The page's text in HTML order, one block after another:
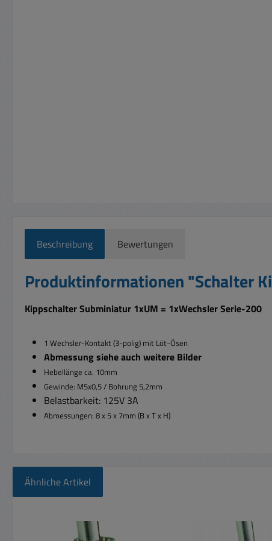
Beschreibung Bewertungen
Produktinformationen "Schalter
Kippschalter Subminiatur 1xUM = 1xWechsler Serie-200
1 Wechsler-Kontakt (3-polig) mit Löt-Ösen
Abmessung siehe auch weitere Bilder
Hebellänge ca. 10mm
Gewinde: M5x0,5 / Bohrung 5,2mm
Belastbarkeit: 125V 3A
Abmessungen: 8 x 5 x 7mm (B x T x H)
Ähnliche Artikel